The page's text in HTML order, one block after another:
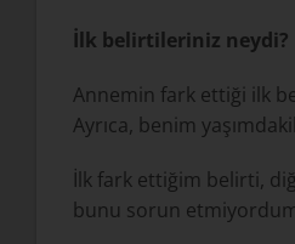
İlk belirtileriniz neydi?
Annemin fark ettiği ilk
Ayrıca, benim
İlk fark ettiğim belirti,
bunu sorun